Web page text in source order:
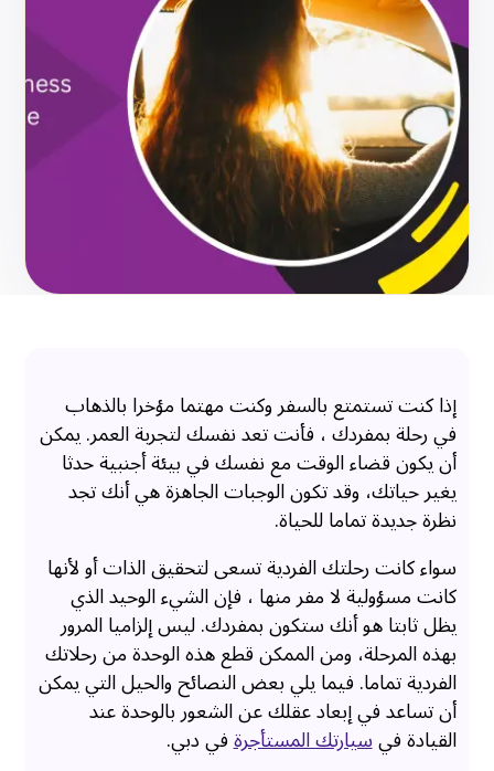
إذا كنت تستمتع بالسفر وكنت مهتما مؤخرا بالذهاب
في رحلة بمفردك ، فأنت تعد نفسك لتجربة العمر. يمكن
أن يكون قضاء الوقت مع نفسك في بيئة أجنبية حدثا
يغير حياتك، وقد تكون الوجبات الجاهزة هي أنك تجد
نظرة جديدة تماما للحياة.
سواء كانت رحلتك الفردية تسعى لتحقيق الذات أو لأنها
كانت مسؤولية لا مفر منها ، فإن الشيء الوحيد الذي
يظل ثابتا هو أنك ستكون بمفردك. ليس إلزاميا المرور
بهذه المرحلة، ومن الممكن قطع هذه الوحدة من رحلاتك
الفردية تماما. فيما يلي بعض النصائح والحيل التي يمكن
أن تساعد في إبعاد عقلك عن الشعور بالوحدة عند
القيادة فيسيارتك المستأجرةفي دبي.